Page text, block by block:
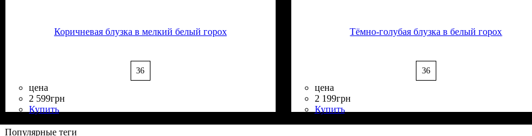
Коричневая блузка в мелкий белый горох
36
цена
2 599грн
Купить
Состав ткани
Крой: прямой
Длина: до середины бедра
Длина рукава
Стиль: классический
Тёмно-голубая блузка в белый горох
36
цена
2 199грн
Купить
Состав ткани
Крой: прямой
Длина: классическая
Длина рукава
Стиль: романтический
Популярные теги